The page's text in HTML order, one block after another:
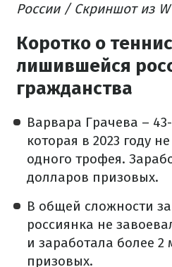
России / Скриншот из
Коротко о
лишившейся
гражданства
Варвара Грачева –
которая в 2023 году
одного трофея.
долларов призовых.
В общей сложности
россиянка не
и заработала более
призовых.